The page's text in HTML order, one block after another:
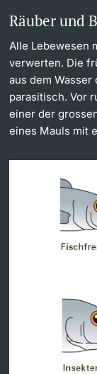
Räuber und
Alle Lebewesen
verwerten. Die
aus dem
parasitisch. Vor
einer der
eines Mauls mit